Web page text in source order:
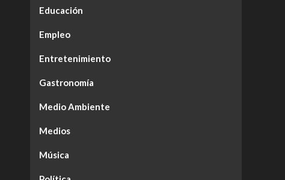
Educación
Empleo
Entretenimiento
Gastronomía
Medio Ambiente
Medios
Música